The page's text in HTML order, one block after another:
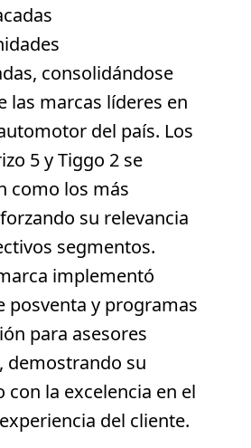
consolidándose
las marcas líderes en
del país. Los
5 y Tiggo 2 se
como los más
su relevancia
segmentos.
implementó
posventa y programas
para asesores
demostrando su
la excelencia en el
del cliente.